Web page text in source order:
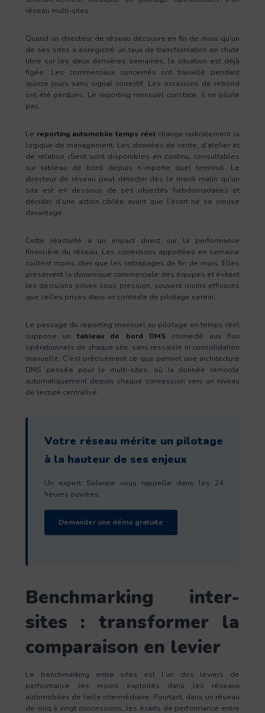
réseau multi-sites.
Quand un directeur de réseau découvre en fin de mois qu’un
de ses sites a enregistré un taux de transformation en chute
libre sur les deux dernières semaines, la situation est déjà
figée. Les commerciaux concernés ont travaillé pendant
quinze jours sans signal correctif. Les occasions de rebond
ont été perdues. Le reporting mensuel constate, il ne pilote
pas.
Le reporting automobile temps réelchange radicalement la
logique de management. Les données de vente, d’atelier et
de relation client sont disponibles en continu, consultables
sur tableau de bord depuis n’importe quel terminal. Le
directeur de réseau peut détecter dès le mardi matin qu’un
site est en dessous de ses objectifs hebdomadaires et
décider d’une action ciblée avant que l’écart ne se creuse
davantage.
Cette réactivité a un impact direct sur la performance
financière du réseau. Les corrections apportées en semaine
coûtent moins cher que les rattrapages de fin de mois. Elles
préservent la dynamique commerciale des équipes et évitent
les décisions prises sous pression, souvent moins efficaces
que celles prises dans un contexte de pilotage serein.
Le passage du reporting mensuel au pilotage en temps réel
suppose untableau de bord DMSconnecté aux flux
opérationnels de chaque site, sans ressaisie ni consolidation
manuelle. C’est précisément ce que permet une architecture
DMS pensée pour le multi-sites, où la donnée remonte
automatiquement depuis chaque concession vers un niveau
de lecture centralisé.
Votre réseau mérite un pilotage
à la hauteur de ses enjeux
Un expert Solware vous rappelle dans les 24
heures ouvrées.
Demander une démo gratuite
Benchmarking inter-
sites : transformer la
comparaison en levier
Le benchmarking entre sites est l’un des leviers de
performance les moins exploités dans les réseaux
automobiles de taille intermédiaire. Pourtant, dans un réseau
de cinq à vingt concessions, les écarts de performance entre